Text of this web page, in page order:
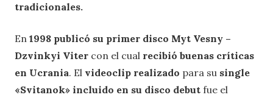
tradicionales.
En 1998 publicó su primer disco Myt Vesny –
Dzvinkyi Viter con el cual recibió buenas críticas
en Ucrania. El videoclip realizado para su single
«Svitanok» incluido en su disco debut fue el